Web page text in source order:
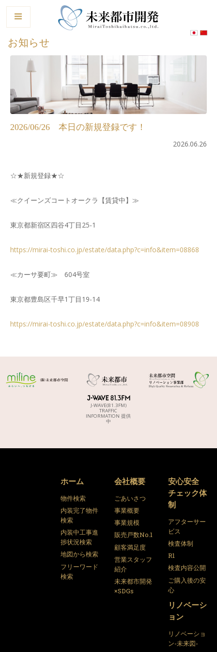
お知らせ
2026/06/26 本日の新規登録です！
2026.06.26
☆★新規登録★☆
≪クイーンズコートオークラ【賃貸中】≫
東京都新宿区四谷4丁目25-1
https://mirai-toshi.co.jp/estate/data.php?c=info&item=08868
≪カーサ要町≫ 604号室
東京都豊島区千早1丁目19-14
https://mirai-toshi.co.jp/estate/data.php?c=info&item=08908
J-WAVE(81.3FM)
TRAFFIC
INFORMATION 提供
中
ホーム
物件検索
内装完了物件
検索
内装中工事進
捗状況検索
地図から検索
フリーワード
検索
会社概要
ごあいさつ
事業概要
事業規模
販売戸数No.1
顧客満足度
営業スタッフ
紹介
未来都市開発
×SDGs
安心安全
チェック体
制
アフターサー
ビス
検査体制
R1
検査内容公開
ご購入後の安
心
リノベーシ
ョン
リノベーショ
ン-未来図-